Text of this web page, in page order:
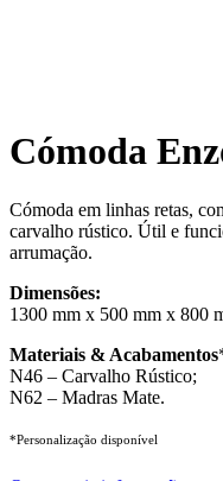
Cómoda
Cómoda em linhas retas,
carvalho rústico. Útil e
arrumação.
Dimensões:
1300 mm x 500 mm x 800
Materiais & Acabamentos
N46 – Carvalho Rústico;
N62 – Madras Mate.
*Personalização disponível